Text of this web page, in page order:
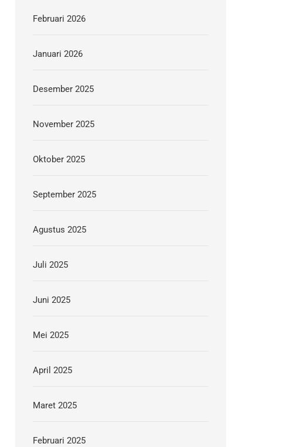
Februari 2026
Januari 2026
Desember 2025
November 2025
Oktober 2025
September 2025
Agustus 2025
Juli 2025
Juni 2025
Mei 2025
April 2025
Maret 2025
Februari 2025